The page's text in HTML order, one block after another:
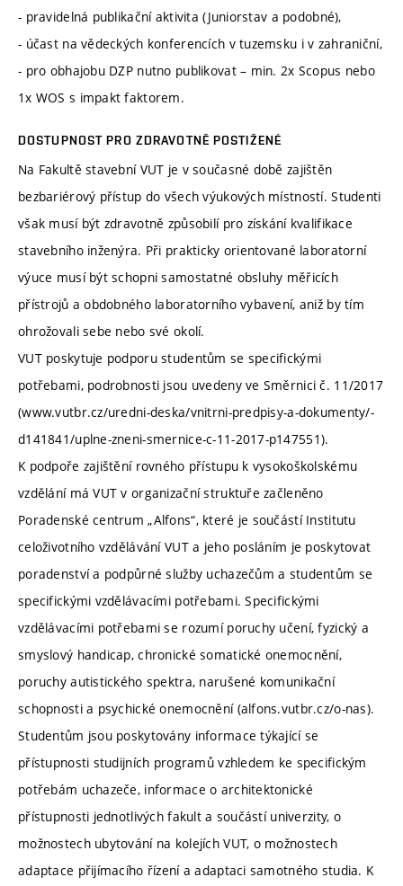
- pravidelná publikační aktivita (Juniorstav a podobné),
- účast na vědeckých konferencích v tuzemsku i v zahraniční,
- pro obhajobu DZP nutno publikovat – min. 2x Scopus nebo
1x WOS s impakt faktorem.
DOSTUPNOST PRO ZDRAVOTNĚ POSTIŽENÉ
Na Fakultě stavební VUT je v současné době zajištěn
bezbariérový přístup do všech výukových místností. Studenti
však musí být zdravotně způsobilí pro získání kvalifikace
stavebního inženýra. Při prakticky orientované laboratorní
výuce musí být schopni samostatné obsluhy měřicích
přístrojů a obdobného laboratorního vybavení, aniž by tím
ohrožovali sebe nebo své okolí.
VUT poskytuje podporu studentům se specifickými
potřebami, podrobnosti jsou uvedeny ve Směrnici č. 11/2017
(www.vutbr.cz/uredni-deska/vnitrni-predpisy-a-dokumenty/-
d141841/uplne-zneni-smernice-c-11-2017-p147551).
K podpoře zajištění rovného přístupu k vysokoškolskému
vzdělání má VUT v organizační struktuře začleněno
Poradenské centrum „Alfons“, které je součástí Institutu
celoživotního vzdělávání VUT a jeho posláním je poskytovat
poradenství a podpůrné služby uchazečům a studentům se
specifickými vzdělávacími potřebami. Specifickými
vzdělávacími potřebami se rozumí poruchy učení, fyzický a
smyslový handicap, chronické somatické onemocnění,
poruchy autistického spektra, narušené komunikační
schopnosti a psychické onemocnění (alfons.vutbr.cz/o-nas).
Studentům jsou poskytovány informace týkající se
přístupnosti studijních programů vzhledem ke specifickým
potřebám uchazeče, informace o architektonické
přístupnosti jednotlivých fakult a součástí univerzity, o
možnostech ubytování na kolejích VUT, o možnostech
adaptace přijímacího řízení a adaptaci samotného studia. K